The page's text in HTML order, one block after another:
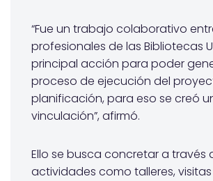
“Fue un trabajo colaborativo
profesionales de las Bibliotecas
principal acción para poder
proceso de ejecución del
planificación, para eso se creó
vinculación”, afirmó.
Ello se busca concretar a través
actividades como talleres,